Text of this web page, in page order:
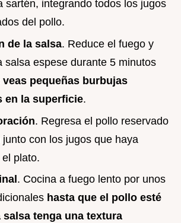
sartén, integrando todos los jugos
del pollo.
de la salsa. Reduce el fuego y
salsa espese durante 5 minutos
veas pequeñas burbujas
en la superficie.
. Regresa el pollo reservado
con los jugos que haya
plato.
. Cocina a fuego lento por unos
hasta que el pollo esté
tenga una textura